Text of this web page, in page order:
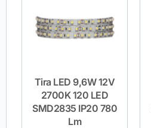
Tira LED 9,6W 12V
2700K 120 LED
SMD2835 IP20 780
Lm